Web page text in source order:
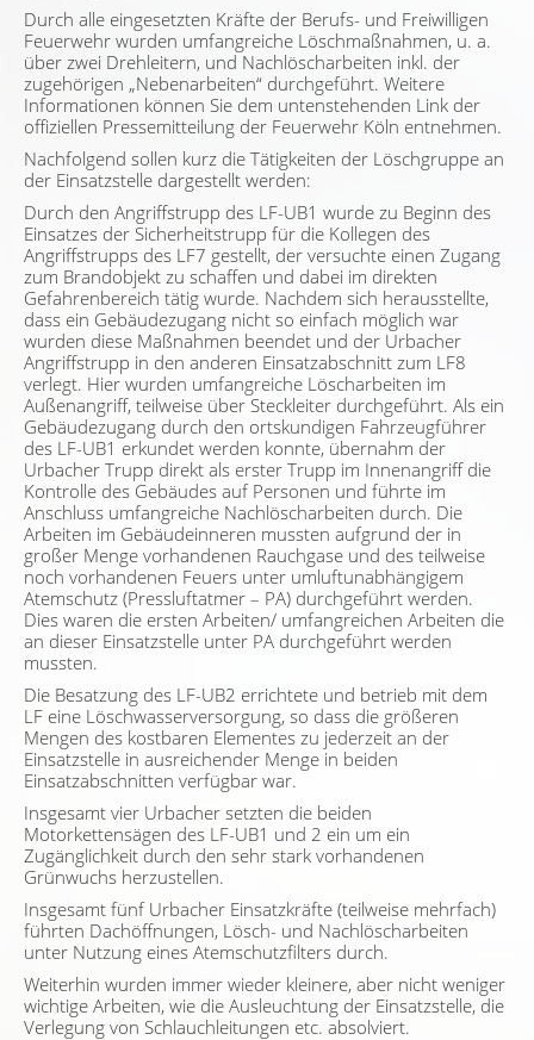
Durch alle eingesetzten Kräfte der Berufs- und Freiwilligen
Feuerwehr wurden umfangreiche Löschmaßnahmen, u. a.
über zwei Drehleitern, und Nachlöscharbeiten inkl. der
zugehörigen „Nebenarbeiten“ durchgeführt. Weitere
Informationen können Sie dem untenstehenden Link der
offiziellen Pressemitteilung der Feuerwehr Köln entnehmen.
Nachfolgend sollen kurz die Tätigkeiten der Löschgruppe an
der Einsatzstelle dargestellt werden:
Durch den Angriffstrupp des LF-UB1 wurde zu Beginn des
Einsatzes der Sicherheitstrupp für die Kollegen des
Angriffstrupps des LF7 gestellt, der versuchte einen Zugang
zum Brandobjekt zu schaffen und dabei im direkten
Gefahrenbereich tätig wurde. Nachdem sich herausstellte,
dass ein Gebäudezugang nicht so einfach möglich war
wurden diese Maßnahmen beendet und der Urbacher
Angriffstrupp in den anderen Einsatzabschnitt zum LF8
verlegt. Hier wurden umfangreiche Löscharbeiten im
Außenangriff, teilweise über Steckleiter durchgeführt. Als ein
Gebäudezugang durch den ortskundigen Fahrzeugführer
des LF-UB1 erkundet werden konnte, übernahm der
Urbacher Trupp direkt als erster Trupp im Innenangriff die
Kontrolle des Gebäudes auf Personen und führte im
Anschluss umfangreiche Nachlöscharbeiten durch. Die
Arbeiten im Gebäudeinneren mussten aufgrund der in
großer Menge vorhandenen Rauchgase und des teilweise
noch vorhandenen Feuers unter umluftunabhängigem
Atemschutz (Pressluftatmer – PA) durchgeführt werden.
Dies waren die ersten Arbeiten/ umfangreichen Arbeiten die
an dieser Einsatzstelle unter PA durchgeführt werden
mussten.
Die Besatzung des LF-UB2 errichtete und betrieb mit dem
LF eine Löschwasserversorgung, so dass die größeren
Mengen des kostbaren Elementes zu jederzeit an der
Einsatzstelle in ausreichender Menge in beiden
Einsatzabschnitten verfügbar war.
Insgesamt vier Urbacher setzten die beiden
Motorkettensägen des LF-UB1 und 2 ein um ein
Zugänglichkeit durch den sehr stark vorhandenen
Grünwuchs herzustellen.
Insgesamt fünf Urbacher Einsatzkräfte (teilweise mehrfach)
führten Dachöffnungen, Lösch- und Nachlöscharbeiten
unter Nutzung eines Atemschutzfilters durch.
Weiterhin wurden immer wieder kleinere, aber nicht weniger
wichtige Arbeiten, wie die Ausleuchtung der Einsatzstelle, die
Verlegung von Schlauchleitungen etc. absolviert.